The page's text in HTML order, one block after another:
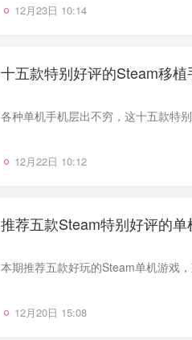
12月23日 10:14
十五款特别好评的Steam移
12月22日 10:12
推荐五款Steam特别好评的
12月20日 15:08